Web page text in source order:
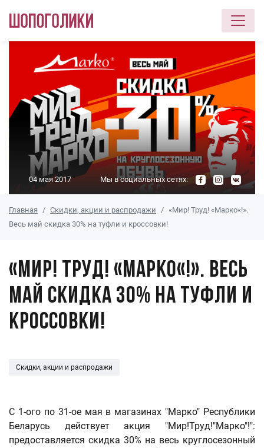
04 мая 2017 Мы в социальных сетях:
Главная Скидки, акции и распродажи
«Мир! Труд! «Марко«!».
Весь май скидка 30% на туфли и кроссовки!
«Мир! Труд! «Марко«!». Весь
май скидка 30% на туфли и
кроссовки!
Скидки, акции и распродажи
С 1-ого по 31-ое мая в магазинах "Марко" Республики
Беларусь действует акция "Мир!Труд!"Марко"!":
предоставляется скидка 30% на весь круглосезонный